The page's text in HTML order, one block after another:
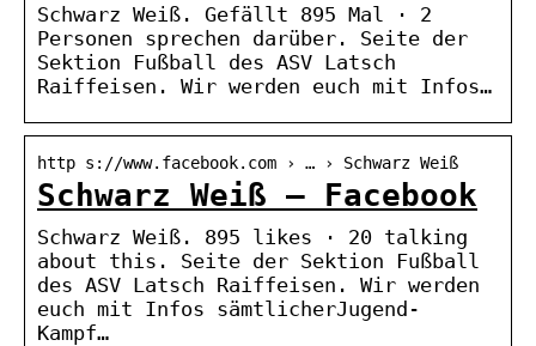
Schwarz Weiß. Gefällt 895 Mal · 2
Personen sprechen darüber. Seite der
Sektion Fußball des ASV Latsch
Raiffeisen. Wir werden euch mit Infos…
http s://www.facebook.com › … › Schwarz Weiß
Schwarz Weiß – Facebook
Schwarz Weiß. 895 likes · 20 talking
about this. Seite der Sektion Fußball
des ASV Latsch Raiffeisen. Wir werden
euch mit Infos sämtlicherJugend-
Kampf…